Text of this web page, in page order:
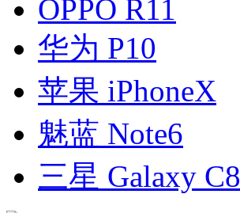
OPPO R11
华为 P10
苹果 iPhoneX
魅蓝 Note6
三星 Galaxy C8